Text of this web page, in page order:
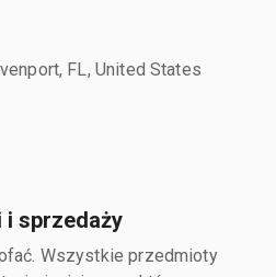
FL, United States
i sprzedaży
Wszystkie przedmioty